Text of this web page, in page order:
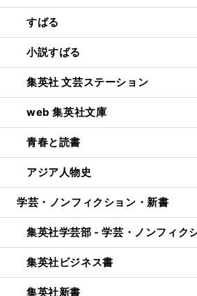
すばる
小説すばる
集英社 文芸ステーション
web 集英社文庫
青春と読書
アジア人物史
学芸・ノンフィクション・新書
集英社学芸部 - 学芸・ノンフィク
集英社ビジネス書
集英社新書